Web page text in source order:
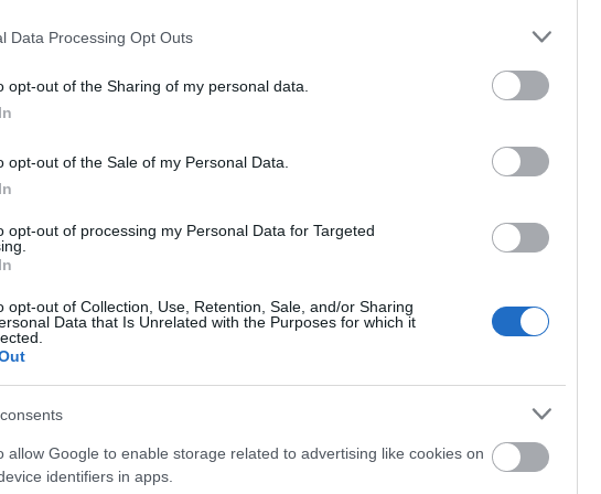
Data Processing Opt Outs
opt-out of the Sharing of my personal data.
opt-out of the Sale of my Personal Data.
opt-out of processing my Personal Data for Targeted
opt-out of Collection, Use, Retention, Sale, and/or Sharing
Data that Is Unrelated with the Purposes for which it
allow Google to enable storage related to advertising like cookies on
identifiers in apps.
τους, στον Ιταλό σύντροφο καθώς η γυναίκα
στην πλάτη αλλά και από καταθέσεις